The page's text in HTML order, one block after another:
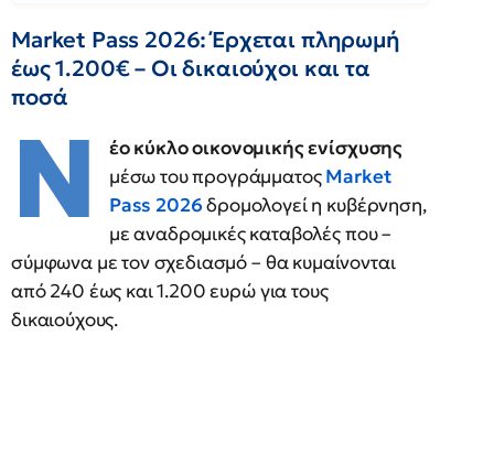
Market Pass 2026: Έρχεται πληρωμή
έως 1.200€ – Οι δικαιούχοι και τα
ποσά
Ν
έο κύκλο οικονομικής ενίσχυσης
μέσω του προγράμματοςMarket
Pass 2026δρομολογεί η κυβέρνηση,
με αναδρομικές καταβολές που –
σύμφωνα με τον σχεδιασμό – θα κυμαίνονται
από 240 έως και 1.200 ευρώ για τους
δικαιούχους.